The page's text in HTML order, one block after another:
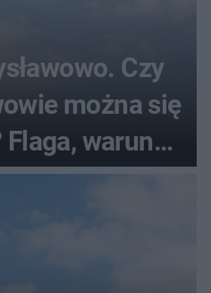
Czy
można się
warunki